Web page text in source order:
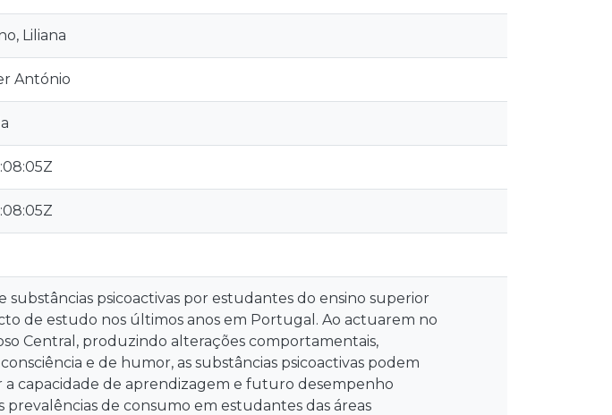
Liliana
António
substâncias psicoactivas por estudantes do ensino superior
de estudo nos últimos anos em Portugal. Ao actuarem no
Central, produzindo alterações comportamentais,
e de humor, as substâncias psicoactivas podem
capacidade de aprendizagem e futuro desempenho
prevalências de consumo em estudantes das áreas